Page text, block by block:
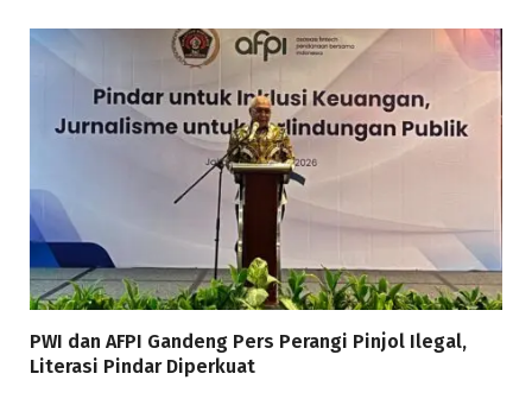
PWI dan AFPI Gandeng Pers Perangi Pinjol Ilegal,
Literasi Pindar Diperkuat